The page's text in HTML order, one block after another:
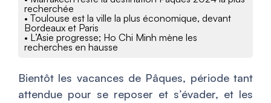
recherchée
• Toulouse est la ville la plus économique, devant
Bordeaux et Paris
• L’Asie progresse; Ho Chi Minh mène les
recherches en hausse
Bientôt les vacances de Pâques, période tant
attendue pour se reposer et s’évader, et les